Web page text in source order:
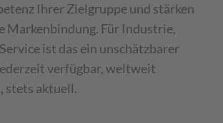
Ihrer Zielgruppe und stärken
Markenbindung. Für Industrie,
ist das ein unschätzbarer
verfügbar, weltweit
stets aktuell.